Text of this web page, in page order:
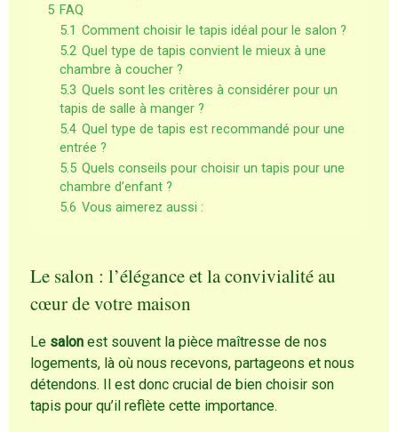
5 FAQ
5.1 Comment choisir le tapis idéal pour le salon ?
5.2 Quel type de tapis convient le mieux à une
chambre à coucher ?
5.3 Quels sont les critères à considérer pour un
tapis de salle à manger ?
5.4 Quel type de tapis est recommandé pour une
entrée ?
5.5 Quels conseils pour choisir un tapis pour une
chambre d’enfant ?
5.6 Vous aimerez aussi :
Le salon : l’élégance et la convivialité au
cœur de votre maison
Le salon est souvent la pièce maîtresse de nos
logements, là où nous recevons, partageons et nous
détendons. Il est donc crucial de bien choisir son
tapis pour qu’il reflète cette importance.